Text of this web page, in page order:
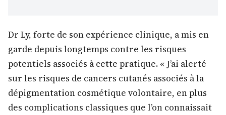
Dr Ly, forte de son expérience clinique, a mis en
garde depuis longtemps contre les risques
potentiels associés à cette pratique. « J’ai alerté
sur les risques de cancers cutanés associés à la
dépigmentation cosmétique volontaire, en plus
des complications classiques que l’on connaissait